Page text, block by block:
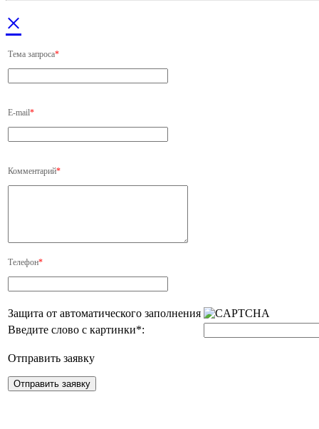
×
Тема запроса*
E-mail*
Комментарий*
Телефон*
Защита от автоматического заполнения
Введите слово с картинки*:
Отправить заявку